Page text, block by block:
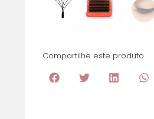
Compartilhe este produto